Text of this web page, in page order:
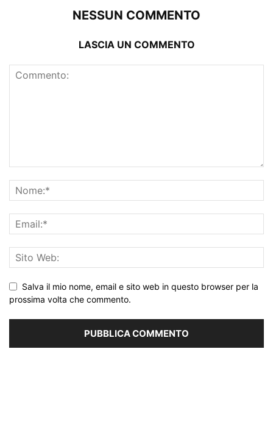
NESSUN COMMENTO
LASCIA UN COMMENTO
Salva il mio nome, email e sito web in questo browser per la
prossima volta che commento.